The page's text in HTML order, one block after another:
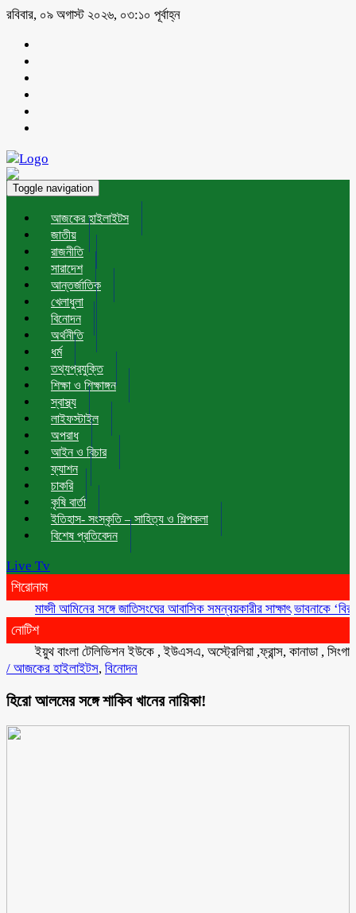
রবিবার, ০৯ অগাস্ট ২০২৬, ০৩:১০ পূর্বাহ্ন
Toggle navigation
আজকের হাইলাইটস
জাতীয়
রাজনীতি
সারাদেশ
আন্তর্জাতিক
খেলাধুলা
বিনোদন
অর্থনীতি
ধর্ম
তথ্যপ্রযুক্তি
শিক্ষা ও শিক্ষাঙ্গন
স্বাস্থ্য
লাইফস্টাইল
অপরাধ
আইন ও বিচার
ফ্যাশন
চাকরি
কৃষি বার্তা
ইতিহাস- সংস্কৃতি – সাহিত্য ও শিল্পকলা
বিশেষ প্রতিবেদন
Live Tv
শিরোনাম
মাহ্দী আমিনের সঙ্গে জাতিসংঘের আবাসিক সমন্বয়কারীর সাক্ষাৎ ভাবনাকে ‘বিরল
নোটিশ
ইয়ুথ বাংলা টেলিভিশন ইউকে , ইউএসএ, অস্ট্রেলিয়া ,ফ্রান্স, কানাডা , সিংগাপুর ,
/ আজকের হাইলাইটস, বিনোদন
হিরো আলমের সঙ্গে শাকিব খানের নায়িকা!